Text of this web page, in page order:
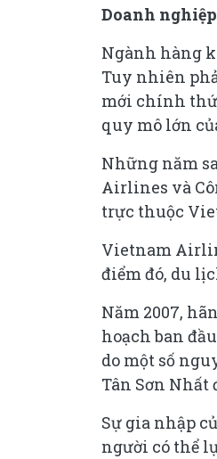
Doanh
Ngành hàng
Tuy nhiên
mới chính
quy mô lớn
Những năm
Airlines và
trực thuộc
Vietnam
điểm đó, du
Năm 2007,
hoạch ban
do một số
Tân Sơn Nhất
Sự gia nhập
người có thể